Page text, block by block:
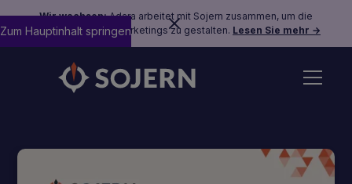
Wir wachsen:Adara arbeitet mit Sojern zusammen, um die
Zukunft des Reisemarketings zu gestalten. Lesen Sie mehr →
Zum Hauptinhalt springen